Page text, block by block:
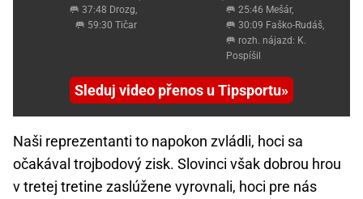
🥅 37:48 Drozg,
🥅 59:30 Tičar
🥅 25:46 Mešár,
🥅 30:09 Faško-Rudáš,
🥅 rozh. nájazd: K.
Pospíšil
Sleduj video přenos u Tipsportu
Naši reprezentanti to napokon zvládli, hoci sa
očakával trojbodový zisk. Slovinci však dobrou hrou
v tretej tretine zaslúžene vyrovnali, hoci pre nás